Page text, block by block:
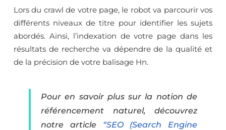
Lors du crawl de votre page, le robot va parcourir vos
différents niveaux de titre pour identifier les sujets
abordés. Ainsi, l’indexation de votre page dans les
résultats de recherche va dépendre de la qualité et
de la précision de votre balisage Hn.
Pour en savoir plus sur la notion de
référencement naturel, découvrez
notre article “SEO (Search Engine